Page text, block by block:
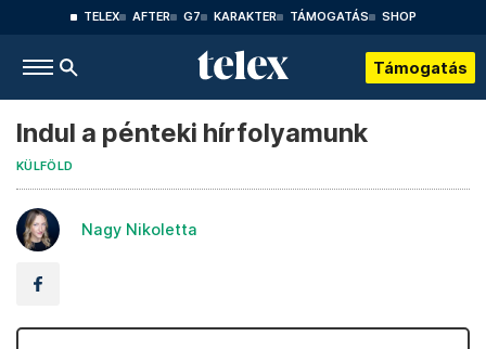
TELEX AFTER G7 KARAKTER TÁMOGATÁS SHOP
Támogatás
Indul a pénteki hírfolyamunk
KÜLFÖLD
Nagy Nikoletta